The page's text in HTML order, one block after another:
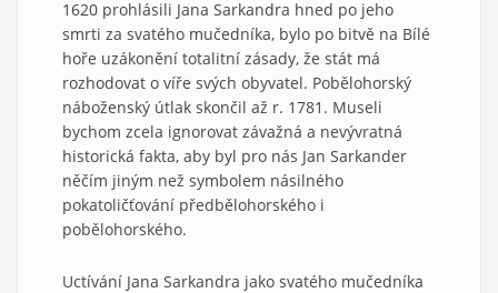
1620 prohlásili Jana Sarkandra hned po jeho
smrti za svatého mučedníka, bylo po bitvě na Bílé
hoře uzákonění totalitní zásady, že stát má
rozhodovat o víře svých obyvatel. Pobělohorský
náboženský útlak skončil až r. 1781. Museli
bychom zcela ignorovat závažná a nevývratná
historická fakta, aby byl pro nás Jan Sarkander
něčím jiným než symbolem násilného
pokatoličťování předbělohorského i
pobělohorského.
Uctívání Jana Sarkandra jako svatého mučedníka